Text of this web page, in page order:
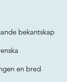
bekantskap
en bred